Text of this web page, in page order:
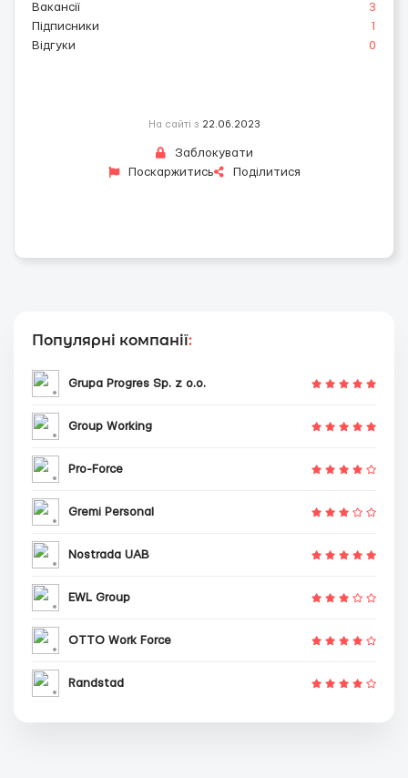
Вакансії
3
Підписники
1
Відгуки
0
На сайті з 22.06.2023
Заблокувати
Поскаржитись
Поділитися
Популярні компанії:
Grupa Progres Sp. z o.o.
Group Working
Pro-Force
Gremi Personal
Nostrada UAB
EWL Group
OTTO Work Force
Randstad